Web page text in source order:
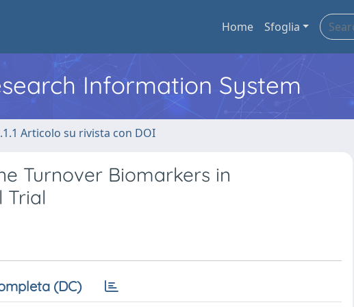
Home Sfoglia
Information System
Articolo su rivista con DOI
Turnover Biomarkers in
Trial
(DC)